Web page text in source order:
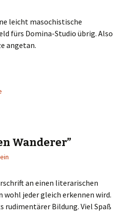
leicht masochistische
fürs Domina-Studio übrig. Also
angetan.
Ahnung!
Wanderer”
an einen literarischen
wohl jeder gleich erkennen wird.
rudimentärer Bildung. Viel Spaß